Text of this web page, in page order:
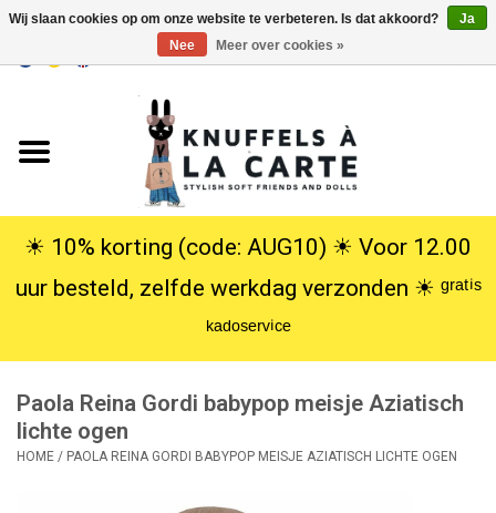
USD
Knuffels
Poppen
SALE
Cadeauservice
☀︎ 10% korting (code: AUG10) ☀︎ Voor 12.00
uur besteld, zelfde werkdag verzonden ☀︎ ᵍʳᵃᵗⁱˢ
ᵏᵃᵈᵒˢᵉʳᵛⁱᶜᵉ
Paola Reina Gordi babypop meisje Aziatisch
lichte ogen
HOME / PAOLA REINA GORDI BABYPOP MEISJE AZIATISCH LICHTE OGEN
Wij slaan cookies op om onze website te verbeteren. Is dat akkoord?
Ja
Nee
Meer over cookies »